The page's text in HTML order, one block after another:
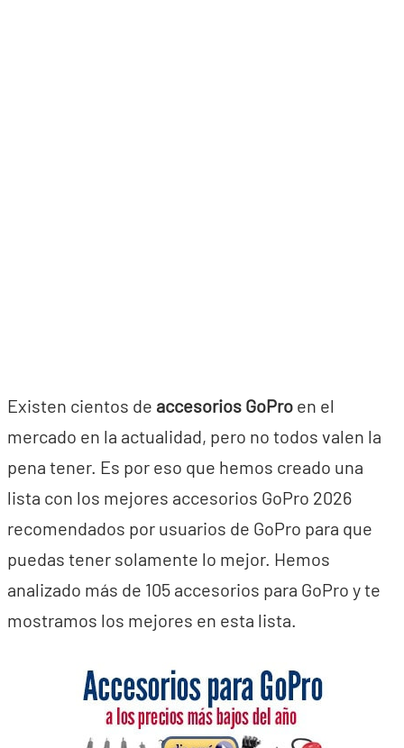
Existen cientos de accesorios GoPro en el
mercado en la actualidad, pero no todos valen la
pena tener. Es por eso que hemos creado una
lista con los mejores accesorios GoPro 2026
recomendados por usuarios de GoPro para que
puedas tener solamente lo mejor. Hemos
analizado más de 105 accesorios para GoPro y te
mostramos los mejores en esta lista.